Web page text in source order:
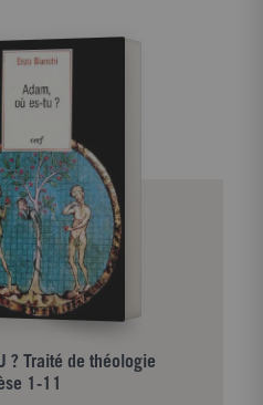
? Traité de théologie
1-11